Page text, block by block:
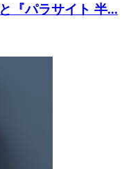
『パラサイト 半...